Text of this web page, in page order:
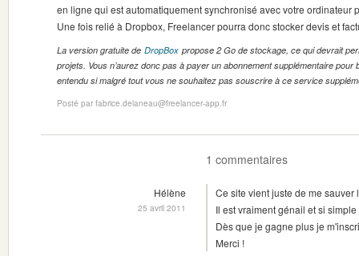
en ligne qui est automatiquement synchronisé avec votre ordinateur
Une fois relié à Dropbox, Freelancer pourra donc stocker devis et
La version gratuite de DropBox propose 2 Go de stockage, ce qui devrait
projets. Vous n’aurez donc pas à payer un abonnement supplémentaire
entendu si malgré tout vous ne souhaitez pas souscrire à ce service
Posté par fabrice.delaneau@freelancer-app.fr
1 commentaires
Hélène
25 avril 2011
Ce site vient juste de me sauver
Il est vraiment génail et si
Dès que je gagne plus je
Merci !